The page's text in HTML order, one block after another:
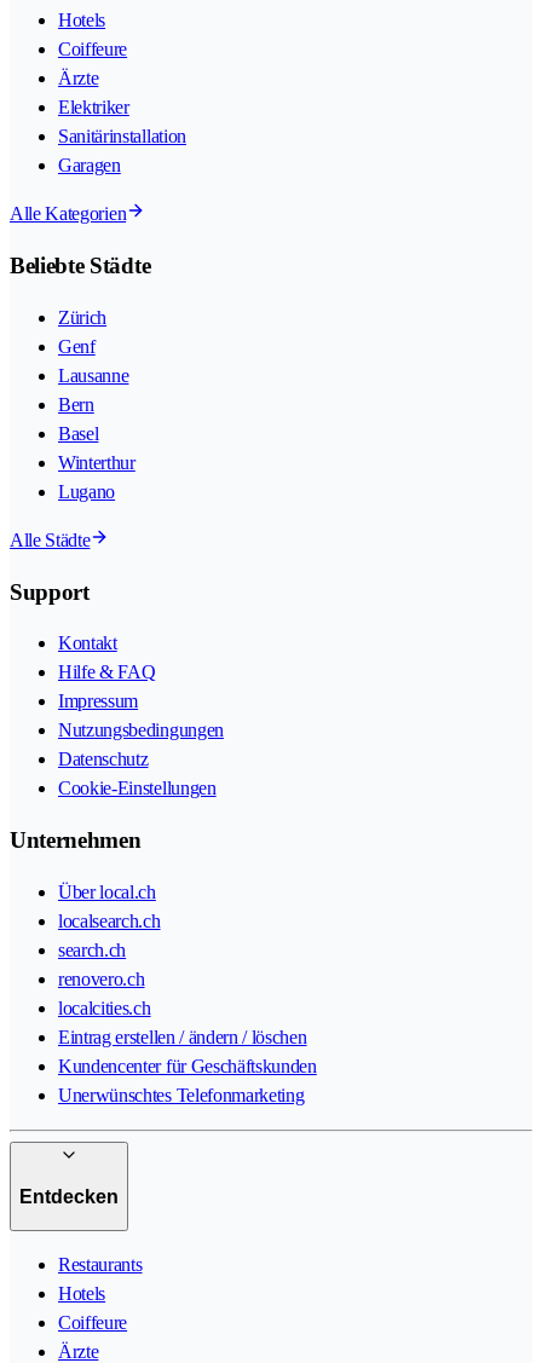
Hotels
Coiffeure
Ärzte
Elektriker
Sanitärinstallation
Garagen
Alle Kategorien
Beliebte Städte
Zürich
Genf
Lausanne
Bern
Basel
Winterthur
Lugano
Alle Städte
Support
Kontakt
Hilfe & FAQ
Impressum
Nutzungsbedingungen
Datenschutz
Cookie-Einstellungen
Unternehmen
Über local.ch
localsearch.ch
search.ch
renovero.ch
localcities.ch
Eintrag erstellen / ändern / löschen
Kundencenter für Geschäftskunden
Unerwünschtes Telefonmarketing
Entdecken
Restaurants
Hotels
Coiffeure
Ärzte